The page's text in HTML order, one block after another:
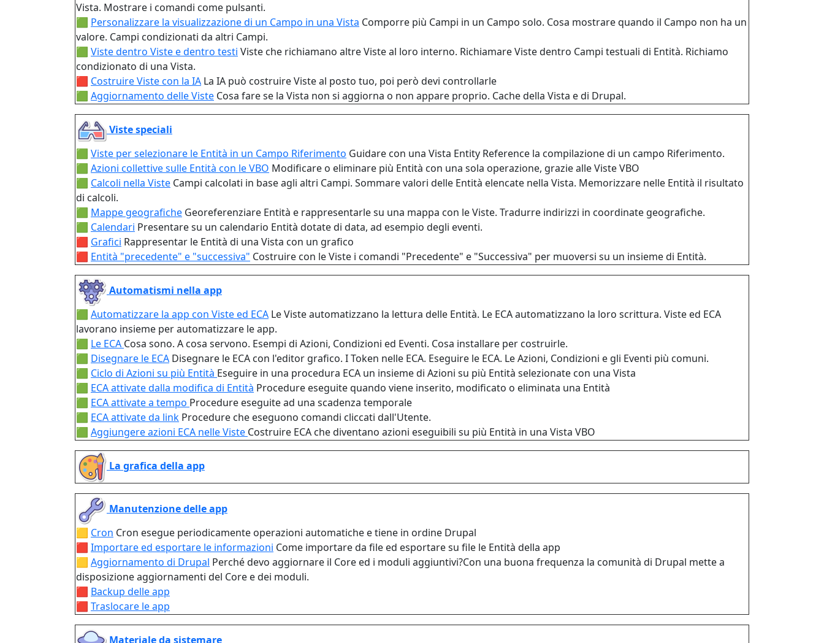
Vista. Mostrare i comandi come pulsanti.
🟩 Personalizzare la visualizzazione di un Campo in una Vista Comporre più Campi in un Campo solo. Cosa mostrare quando il Campo non ha un
valore. Campi condizionati da altri Campi.
🟩 Viste dentro Viste e dentro testi Viste che richiamano altre Viste al loro interno. Richiamare Viste dentro Campi testuali di Entità. Richiamo
condizionato di una Vista.
🟥 Costruire Viste con la IA La IA può costruire Viste al posto tuo, poi però devi controllarle
🟩 Aggiornamento delle Viste Cosa fare se la Vista non si aggiorna o non appare proprio. Cache della Vista e di Drupal.
Viste speciali
🟩 Viste per selezionare le Entità in un Campo Riferimento Guidare con una Vista Entity Reference la compilazione di un campo Riferimento.
🟩 Azioni collettive sulle Entità con le VBO Modificare o eliminare più Entità con una sola operazione, grazie alle Viste VBO
🟩 Calcoli nella Viste Campi calcolati in base agli altri Campi. Sommare valori delle Entità elencate nella Vista. Memorizzare nelle Entità il risultato
di calcoli.
🟩 Mappe geografiche Georeferenziare Entità e rappresentarle su una mappa con le Viste. Tradurre indirizzi in coordinate geografiche.
🟩 Calendari Presentare su un calendario Entità dotate di data, ad esempio degli eventi.
🟥 Grafici Rappresentar le Entità di una Vista con un grafico
🟥 Entità "precedente" e "successiva" Costruire con le Viste i comandi "Precedente" e "Successiva" per muoversi su un insieme di Entità.
Automatismi nella app
🟩 Automatizzare la app con Viste ed ECA Le Viste automatizzano la lettura delle Entità. Le ECA automatizzano la loro scrittura. Viste ed ECA
lavorano insieme per automatizzare le app.
🟩 Le ECA Cosa sono. A cosa servono. Esempi di Azioni, Condizioni ed Eventi. Cosa installare per costruirle.
🟩 Disegnare le ECA Disegnare le ECA con l'editor grafico. I Token nelle ECA. Eseguire le ECA. Le Azioni, Condizioni e gli Eventi più comuni.
🟩 Ciclo di Azioni su più Entità Eseguire in una procedura ECA un insieme di Azioni su più Entità selezionate con una Vista
🟩 ECA attivate dalla modifica di Entità Procedure eseguite quando viene inserito, modificato o eliminata una Entità
🟩 ECA attivate a tempo Procedure eseguite ad una scadenza temporale
🟩 ECA attivate da link Procedure che eseguono comandi cliccati dall'Utente.
🟩 Aggiungere azioni ECA nelle Viste Costruire ECA che diventano azioni eseguibili su più Entità in una Vista VBO
La grafica della app
Manutenzione delle app
🟨 Cron Cron esegue periodicamente operazioni automatiche e tiene in ordine Drupal
🟥 Importare ed esportare le informazioni Come importare da file ed esportare su file le Entità della app
🟨 Aggiornamento di Drupal Perché devo aggiornare il Core ed i moduli aggiuntivi?Con una buona frequenza la comunità di Drupal mette a
disposizione aggiornamenti del Core e dei moduli.
🟥 Backup delle app
🟥 Traslocare le app
Materiale da sistemare